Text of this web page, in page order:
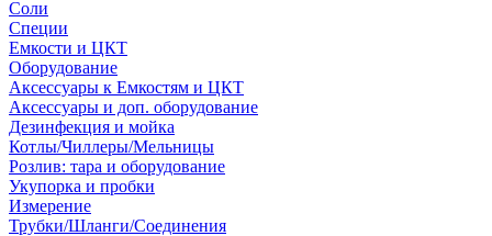
Соли
Специи
Емкости и ЦКТ
Оборудование
Аксессуары к Емкостям и ЦКТ
Аксессуары и доп. оборудование
Дезинфекция и мойка
Котлы/Чиллеры/Мельницы
Розлив: тара и оборудование
Укупорка и пробки
Измерение
Трубки/Шланги/Соединения